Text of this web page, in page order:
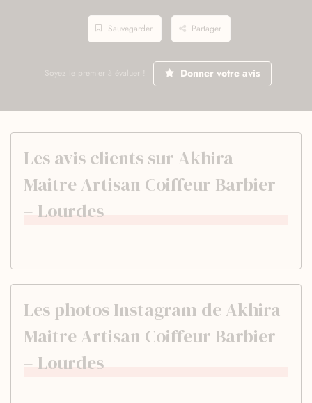
Sauvegarder Partager
Soyez le premier à évaluer ! Donner votre avis
Les avis clients sur Akhira
Maitre Artisan Coiffeur Barbier
– Lourdes
Les photos Instagram de Akhira
Maitre Artisan Coiffeur Barbier
– Lourdes